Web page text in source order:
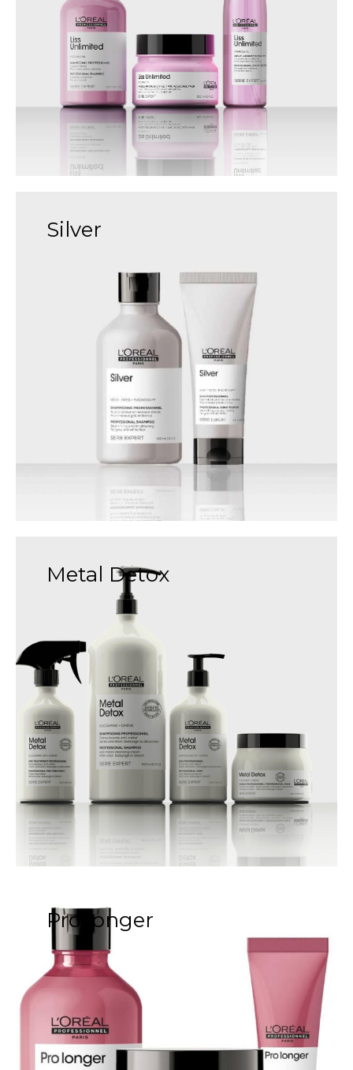
Silver
Metal Detox
Pro longer